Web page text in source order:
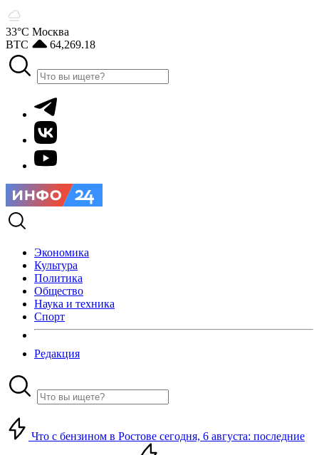
33°С Москва
BTC
64,269.18
Экономика
Культура
Политика
Общество
Наука и техника
Спорт
Редакция
Что с бензином в Ростове сегодня, 6 августа: последние